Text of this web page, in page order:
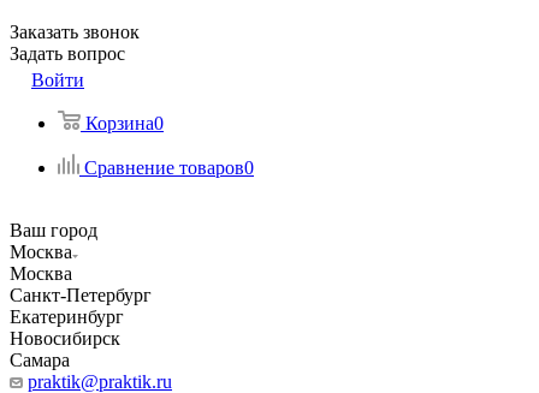
Заказать звонок
Задать вопрос
Войти
Корзина0
Сравнение товаров0
Ваш город
Москва
Москва
Санкт-Петербург
Екатеринбург
Новосибирск
Самара
praktik@praktik.ru